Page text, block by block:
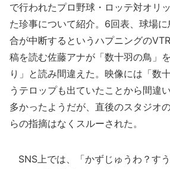
で行われたプロ野球・ロッテ対オリ
た珍事について紹介。6回表、球場
合が中断するというハプニングの
稿を読む佐藤アナが「数十羽の鳥」
り」と読み間違えた。映像には「数
うテロップも出ていたことから間違
多かったようだが、直後のスタジオ
らの指摘はなくスルーされた。
SNS上では、「かずじゅうわ？す